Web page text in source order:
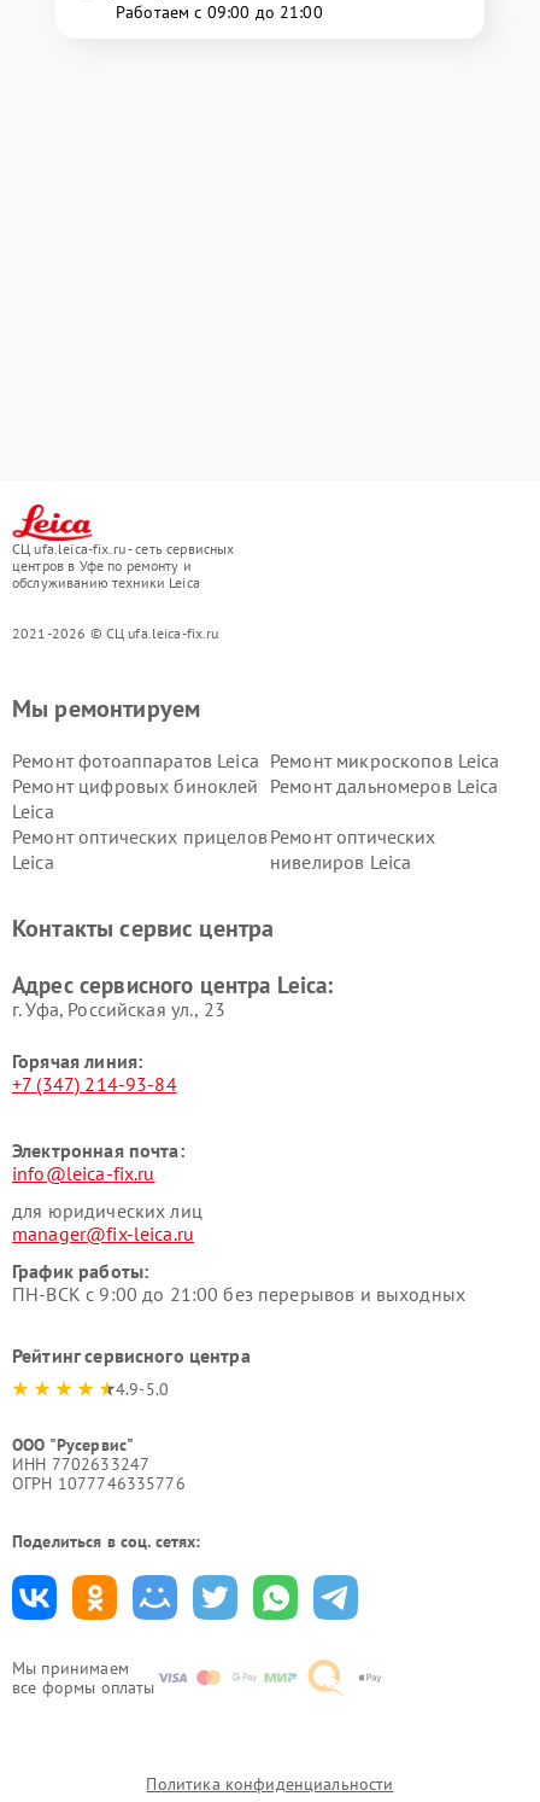
Работаем с 09:00 до 21:00
СЦ ufa.leica-fix.ru - сеть сервисных
центров в Уфе по ремонту и
обслуживанию техники Leica
2021-2026 © СЦ ufa.leica-fix.ru
Мы принимаем
все формы оплаты
Мы ремонтируем
Ремонт фотоаппаратов Leica Ремонт микроскопов Leica
Ремонт цифровых биноклей
Leica
Ремонт дальномеров Leica
Ремонт оптических прицелов
Leica
Ремонт оптических
нивелиров Leica
Контакты сервис центра
Адрес сервисного центра Leica:
г. Уфа, Российская ул., 23
Горячая линия:
+7 (347) 214-93-84
Электронная почта:
info@leica-fix.ru
для юридических лиц
manager@fix-leica.ru
График работы:
ПН-ВСК с 9:00 до 21:00 без перерывов и выходных
Рейтинг сервисного центра
4.9-5.0
ООО "Русервис"
ИНН 7702633247
ОГРН 1077746335776
Поделиться в соц. сетях:
Политика конфиденциальности